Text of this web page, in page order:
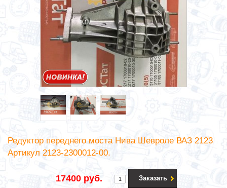
Редуктор переднего моста Нива Шевроле ВАЗ 2123
Артикул 2123-2300012-00.
17400 руб. Заказать